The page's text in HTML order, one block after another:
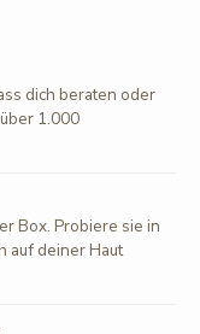
dich beraten oder
1.000
Box. Probiere sie in
auf deiner Haut